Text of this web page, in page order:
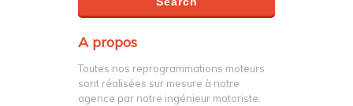
A propos
Toutes nos reprogrammations moteurs
sont réalisées sur mesure à notre
agence par notre ingénieur motoriste.